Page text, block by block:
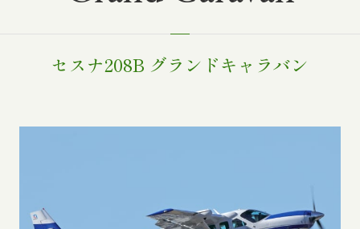
セスナ208B グランドキャラバン